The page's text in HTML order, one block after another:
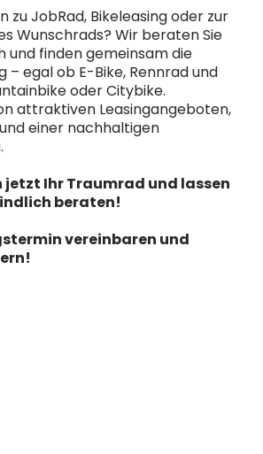
zu JobRad, Bikeleasing oder zur
Wunschrads? Wir beraten Sie
und finden gemeinsam die
– egal ob E-Bike, Rennrad und
oder Citybike.
attraktiven Leasingangeboten,
einer nachhaltigen
jetzt Ihr Traumrad und lassen
beraten!
vereinbaren und